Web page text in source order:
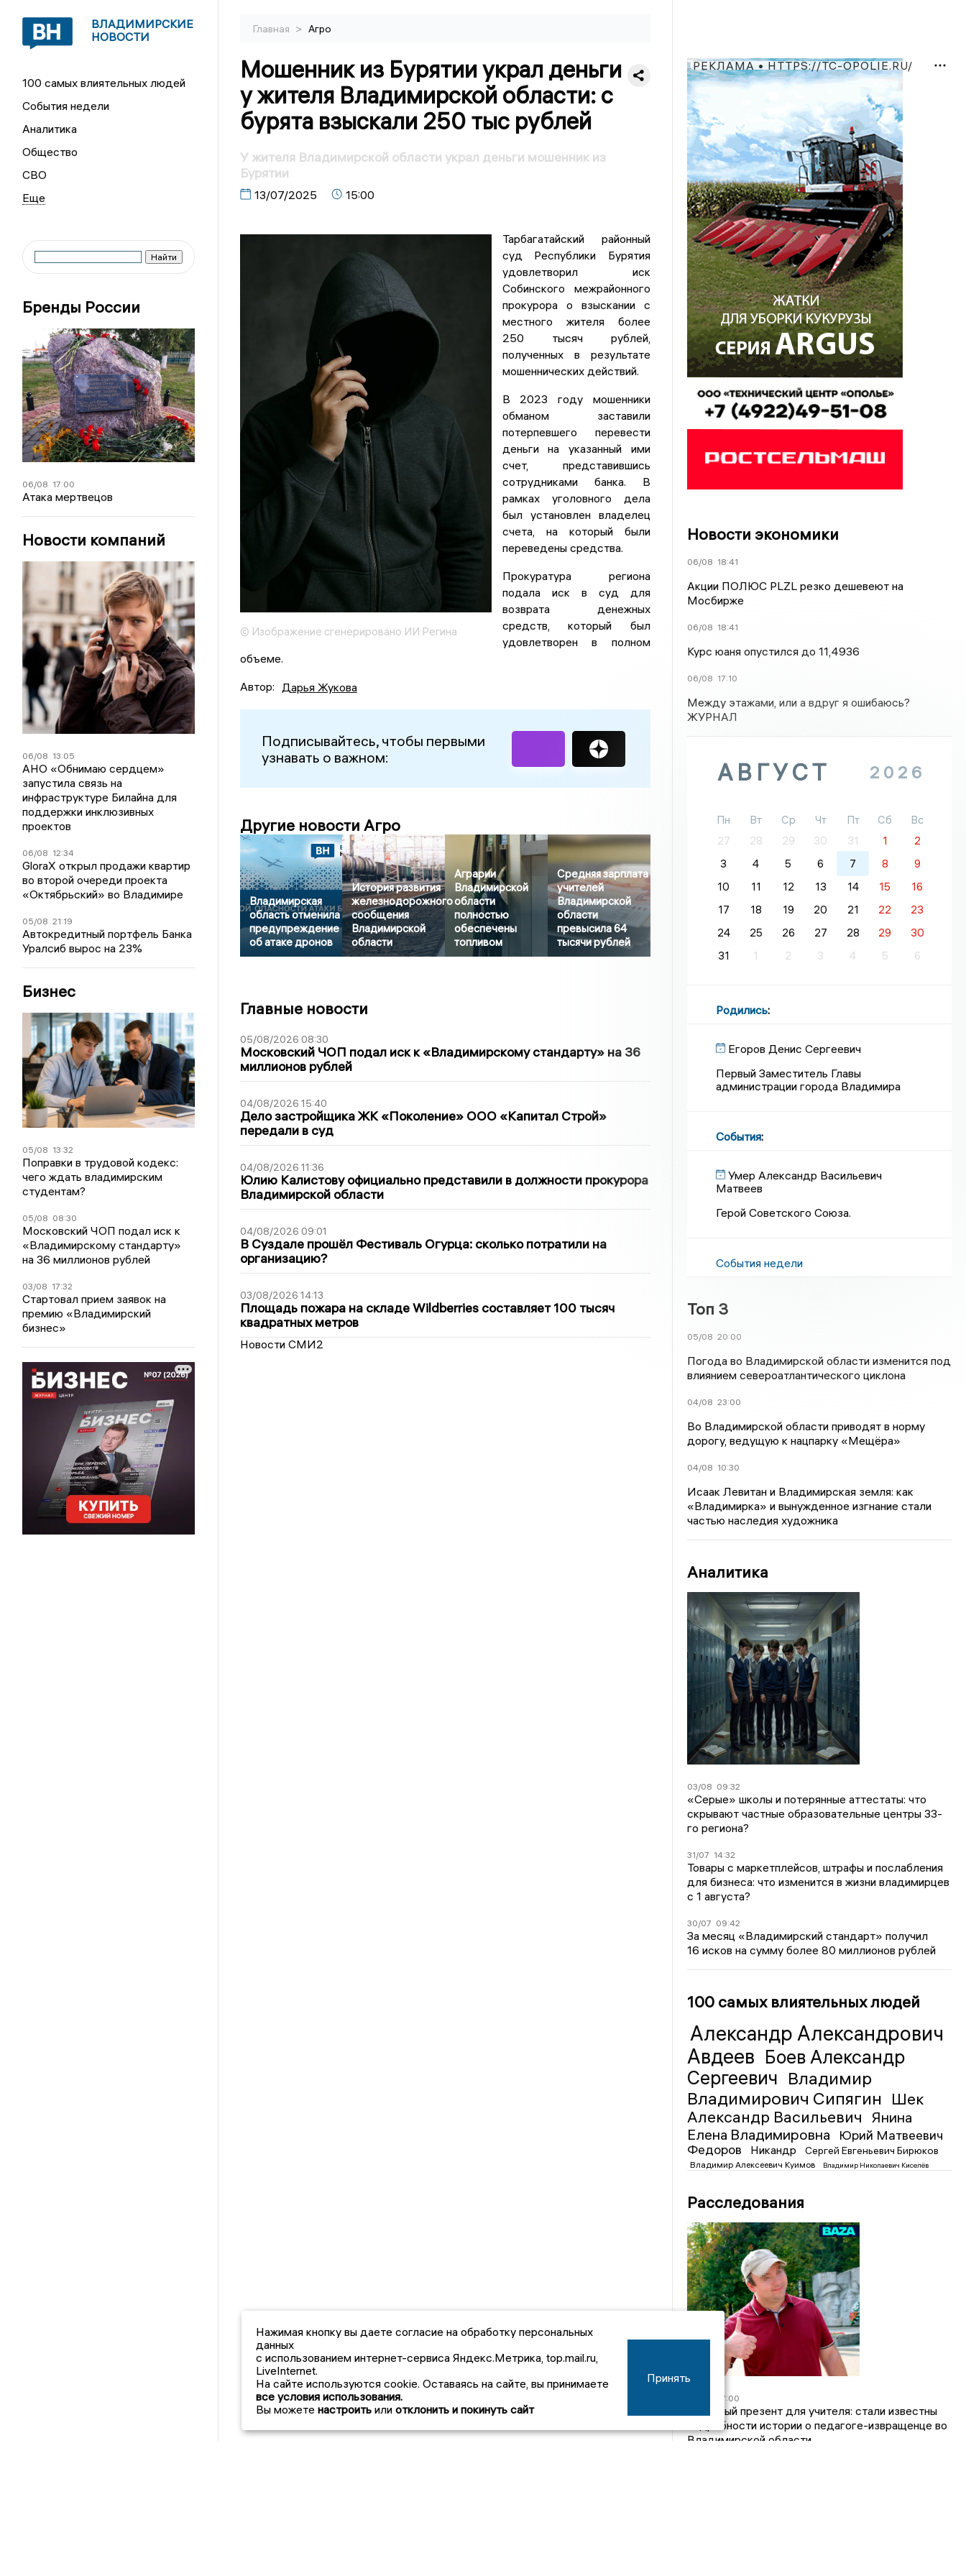
ВЛАДИМИРСКИЕ
НОВОСТИ
100 самых влиятельных людей
События недели
Аналитика
Общество
СВО
Бренды России
06/08 17:00
Атака мертвецов
Новости компаний
06/08 13:05
АНО «Обнимаю сердцем»
запустила связь на
инфраструктуре Билайна для
поддержки инклюзивных
проектов
06/08 12:34
GloraX открыл продажи квартир
во второй очереди проекта
«Октябрьский» во Владимире
05/08 21:19
Автокредитный портфель Банка
Уралсиб вырос на 23%
Бизнес
05/08 13:32
Поправки в трудовой кодекс:
чего ждать владимирским
студентам?
05/08 08:30
Московский ЧОП подал иск к
«Владимирскому стандарту»
на 36 миллионов рублей
03/08 17:32
Стартовал прием заявок на
премию «Владимирский
бизнес»
Главная > Агро
Мошенник из Бурятии украл деньги
у жителя Владимирской области: с
бурята взыскали 250 тыс рублей
У жителя Владимирской области украл деньги мошенник из
Бурятии
13/07/2025 15:00
© Изображение сгенерировано ИИ Регина
Тарбагатайский районный
суд Республики Бурятия
удовлетворил иск
Собинского межрайонного
прокурора о взыскании с
местного жителя более
250 тысяч рублей,
полученных в результате
мошеннических действий.
В 2023 году мошенники
обманом заставили
потерпевшего перевести
деньги на указанный ими
счет, представившись
сотрудниками банка. В
рамках уголовного дела
был установлен владелец
счета, на который были
переведены средства.
Прокуратура региона
подала иск в суд для
возврата денежных
средств, который был
удовлетворен в полном
объеме.
Автор: Дарья Жукова
Подписывайтесь, чтобы первыми
узнавать о важном:
Другие новости Агро
Владимирская
область отменила
предупреждение
об атаке дронов
История развития
железнодорожного
сообщения
Владимирской
области
Аграрии
Владимирской
области
полностью
обеспечены
топливом
Средняя зарплата
учителей
Владимирской
области
превысила 64
тысячи рублей
Главные новости
05/08/2026 08:30
Московский ЧОП подал иск к «Владимирскому стандарту» на 36
миллионов рублей
04/08/2026 15:40
Дело застройщика ЖК «Поколение» ООО «Капитал Строй»
передали в суд
04/08/2026 11:36
Юлию Калистову официально представили в должности прокурора
Владимирской области
04/08/2026 09:01
В Суздале прошёл Фестиваль Огурца: сколько потратили на
организацию?
03/08/2026 14:13
Площадь пожара на складе Wildberries составляет 100 тысяч
квадратных метров
Новости СМИ2
РЕКЛАМА • HTTPS://TC-OPOLIE.RU/
Новости экономики
06/08 18:41
Акции ПОЛЮС PLZL резко дешевеют на
Мосбирже
06/08 18:41
Курс юаня опустился до 11,4936
06/08 17:10
Между этажами, или а вдруг я ошибаюсь?
ЖУРНАЛ
АВГУСТ 2026
Пн Вт Ср Чт Пт Сб
Вс
27
28 29 30 31 1
2
3
4 5 6 7 8
9
10
11 12 13 14 15
16
17
18 19 20 21 22
23
24
25 26 27 28 29
30
31
1 2 3 4 5 6
Родились:
Егоров Денис Сергеевич
Первый Заместитель Главы
администрации города Владимира
События:
Умер Александр Васильевич
Матвеев
Герой Советского Союза.
События недели
Топ 3
05/08 20:00
Погода во Владимирской области изменится под
влиянием североатлантического циклона
04/08 23:00
Во Владимирской области приводят в норму
дорогу, ведущую к нацпарку «Мещёра»
04/08 10:30
Исаак Левитан и Владимирская земля: как
«Владимирка» и вынужденное изгнание стали
частью наследия художника
Аналитика
03/08 09:32
«Серые» школы и потерянные аттестаты: что
скрывают частные образовательные центры 33-
го региона?
31/07 14:32
Товары с маркетплейсов, штрафы и послабления
для бизнеса: что изменится в жизни владимирцев
с 1 августа?
30/07 09:42
За месяц «Владимирский стандарт» получил
16 исков на сумму более 80 миллионов рублей
100 самых влиятельных людей
Александр Александрович
Авдеев Боев Александр
Сергеевич Владимир
Владимирович Сипягин Шек
Александр Васильевич
Янина
Елена Владимировна
Юрий Матвеевич
Федоров
Никандр Сергей Евгеньевич Бирюков
Владимир Алексеевич Куимов Владимир Николаевич Киселёв
Расследования
17:00
Странный презент для учителя: стали известны
подробности истории о педагоге-извращенце во
Владимирской области
Нажимая кнопку вы даете согласие на обработку персональных
данных
с использованием интернет-сервиса Яндекс.Метрика, top.mail.ru,
LiveInternet.
На сайте используются cookie. Оставаясь на сайте, вы принимаете
все условия использования.
Вы можете настроить или отклонить и покинуть сайт
Принять